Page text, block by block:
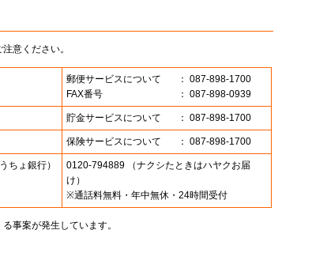
意ください。
郵便サービスについて
： 087-898-1700
FAX番号
： 087-898-0939
貯金サービスについて ： 087-898-1700
保険サービスについて ： 087-898-1700
ちょ銀行）
0120-794889 （ナクシたときはハヤクお届
け）
※通話料無料・年中無休・24時間受付
事案が発生しています。